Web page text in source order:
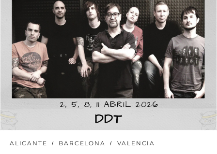
ALICANTE BARCELONA VALENCIA